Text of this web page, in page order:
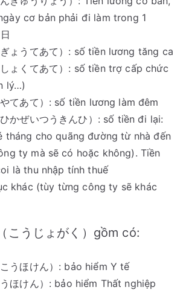
cơ bản phải đi làm trong 1
ぎょうてあて）: số tiền lương tăng ca
しょくてあて）: số tiền trợ cấp chức
lý…)
やてあて）: số tiền lương làm đêm
かぜいつうきんひ）: số tiền đi lại:
tháng cho quãng đường từ nhà đến
ty mà sẽ có hoặc không). Tiền
là thu nhập tính thuế
khác (tùy từng công ty sẽ khác
こうじょがく）gồm có:
うほけん）: bảo hiểm Y tế
ほけん）: bảo hiểm Thất nghiệp